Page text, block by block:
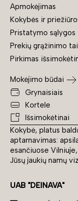
Kokybė, platus
aptarnavimas:
esančiuose
Jūsų jaukių namų
UAB "DEINAVA"
Apmokėjimas
Kokybės ir
Pristatymo sąlygos
Prekių grąžinimo
Pirkimas
Mokėjimo būdai
Grynaisiais
Kortele
Išsimokėtinai